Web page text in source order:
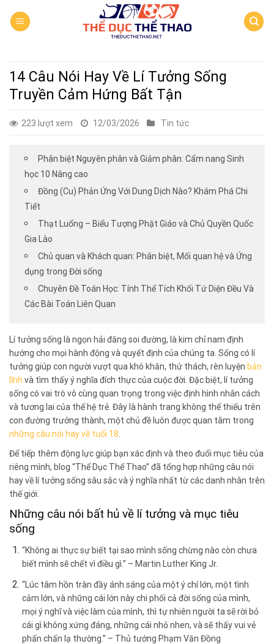
14 Câu Nói Hay Về Lí Tưởng Sống
Truyền Cảm Hứng Bất Tận
223 lượt xem 12/03/2026 Tin tức
Phân biệt Nguyên phân và Giảm phân: Cẩm nang Sinh
học 10 Nâng cao
Đồng (Cu) Phản Ứng Với Dung Dịch Nào? Khám Phá Chi
Tiết
Thạt Luổng – Biểu Tượng Phật Giáo và Chủ Quyền Quốc
Gia Lào
Chủ quan và Khách quan: Phân biệt, Mối quan hệ và Ứng
dụng trong Đời sống
Chuyên Đề Toán Học: Tính Thể Tích Khối Tứ Diện Đều Và
Các Bài Toán Liên Quan
Lí tưởng sống là ngọn hải đăng soi đường, là kim chỉ nam định
hướng cho mọi hành động và quyết định của chúng ta. Sống có lí
tưởng giúp con người vượt qua khó khăn, thử thách, rèn luyện bản
lĩnh và tìm thấy ý nghĩa đích thực của cuộc đời. Đặc biệt, lí tưởng
sống có vai trò vô cùng quan trọng trong việc định hình nhân cách
và tương lai của thế hệ trẻ. Đây là hành trang không thể thiếu trên
con đường trưởng thành, một chủ đề luôn được quan tâm trong
những câu nói hay về tuổi 18
Để tiếp thêm động lực giúp bạn xác định và theo đuổi mục tiêu của
riêng mình, blog “Thể Dục Thể Thao” đã tổng hợp những câu nói
hay về lí tưởng sống sâu sắc và ý nghĩa nhất từ các danh nhân trên
thế giới.
Những câu nói bất hủ về lí tưởng và mục tiêu
sống
“Không ai thực sự biết tại sao mình sống chừng nào còn chưa
biết mình sẽ chết vì điều gì.” – Martin Luther King Jr.
“Lúc tâm hồn tràn đầy ánh sáng của một ý chí lớn, một tình
cảm lớn, và những cái lớn này chi phối cả đời sống của mình,
mọi ý nghĩ và việc làm của mình, thì tự nhiên người ta sẽ rời bỏ
cái gì không xứng đáng, những cái nhỏ nhen, và sẽ thấy vui vẻ
phấn chấn lạ thường.” – Thủ tướng Phạm Văn Đồng